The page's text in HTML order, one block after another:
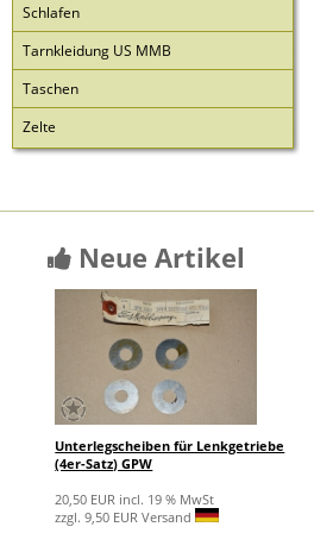
Schlafen
Tarnkleidung US MMB
Taschen
Zelte
Neue Artikel
Unterlegscheiben für Lenkgetriebe
(4er-Satz) GPW
20,50 EUR incl. 19 % MwSt
zzgl. 9,50 EUR Versand